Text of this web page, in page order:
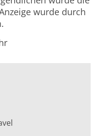
wurde durch